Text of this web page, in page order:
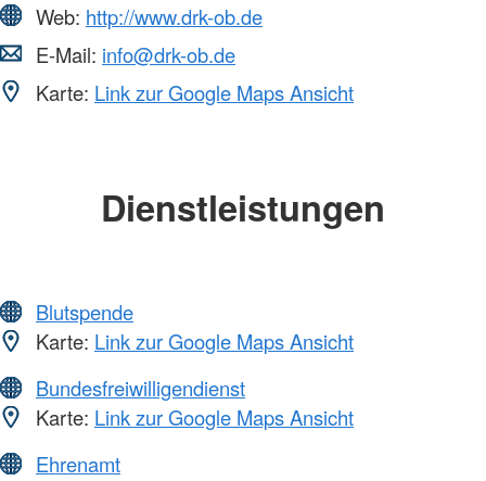
Web: http://www.drk-ob.de
E-Mail: info@drk-ob.de
Karte: Link zur Google Maps Ansicht
Dienstleistungen
Blutspende
Karte: Link zur Google Maps Ansicht
Bundesfreiwilligendienst
Karte: Link zur Google Maps Ansicht
Ehrenamt